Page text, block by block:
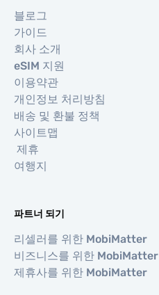
블로그
가이드
회사 소개
eSIM 지원
이용약관
개인정보 처리방침
배송 및 환불 정책
사이트맵
제휴
여행지
파트너 되기
리셀러를 위한 MobiMatter
비즈니스를 위한 MobiMatter
제휴사를 위한 MobiMatter